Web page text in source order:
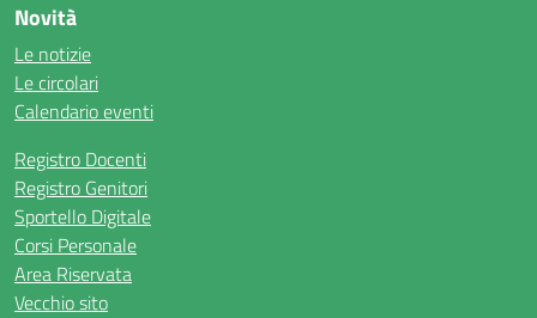
Novità
Le notizie
Le circolari
Calendario eventi
Registro Docenti
Registro Genitori
Sportello Digitale
Corsi Personale
Area Riservata
Vecchio sito